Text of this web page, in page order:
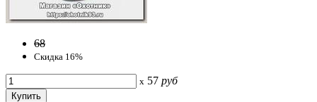
68
Скидка 16%
x 57 руб